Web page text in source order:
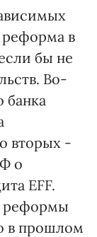
реформа в
бы не
Во-
банка
вторых -
о
EFF.
реформы
в прошлом